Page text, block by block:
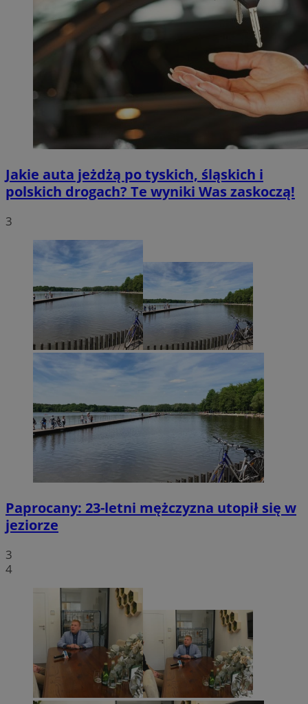
Jakie auta jeżdżą po tyskich, śląskich i
polskich drogach? Te wyniki Was zaskoczą!
3
Paprocany: 23-letni mężczyzna utopił się w
jeziorze
3
4